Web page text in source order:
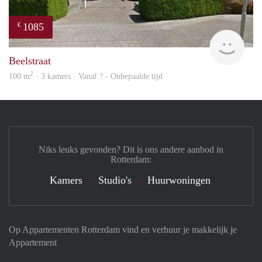
€ 1085
Beelstraat
100 m2 · 3 kamers · Vanaf ? - Onbepaalde tijd
Op Appartementen Rotterdam vind en verhuur je makkelijk je
Appartement
Niks leuks gevonden? Dit is ons andere aanbod in
Rotterdam:
Kamers Studio's Huurwoningen